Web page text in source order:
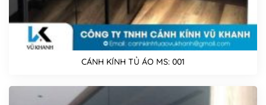
CÁNH KÍNH TỦ ÁO MS: 001